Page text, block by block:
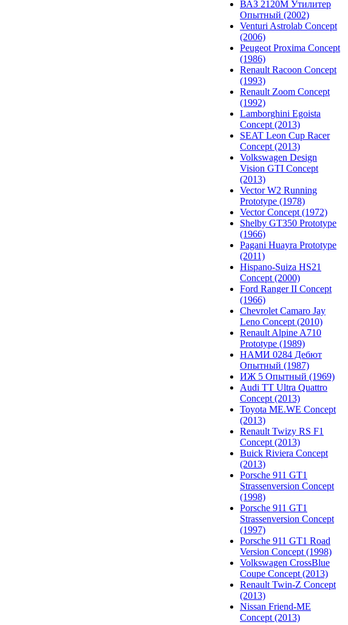
ВАЗ 2120М Утилитер
Опытный (2002)
Venturi Astrolab Concept
(2006)
Peugeot Proxima Concept
(1986)
Renault Racoon Concept
(1993)
Renault Zoom Concept
(1992)
Lamborghini Egoista
Concept (2013)
SEAT Leon Cup Racer
Concept (2013)
Volkswagen Design
Vision GTI Concept
(2013)
Vector W2 Running
Prototype (1978)
Vector Concept (1972)
Shelby GT350 Prototype
(1966)
Pagani Huayra Prototype
(2011)
Hispano-Suiza HS21
Concept (2000)
Ford Ranger II Concept
(1966)
Chevrolet Camaro Jay
Leno Concept (2010)
Renault Alpine A710
Prototype (1989)
НАМИ 0284 Дебют
Опытный (1987)
ИЖ 5 Опытный (1969)
Audi TT Ultra Quattro
Concept (2013)
Toyota ME.WE Concept
(2013)
Renault Twizy RS F1
Concept (2013)
Buick Riviera Concept
(2013)
Porsche 911 GT1
Strassenversion Concept
(1998)
Porsche 911 GT1
Strassenversion Concept
(1997)
Porsche 911 GT1 Road
Version Concept (1998)
Volkswagen CrossBlue
Coupe Concept (2013)
Renault Twin-Z Concept
(2013)
Nissan Friend-ME
Concept (2013)